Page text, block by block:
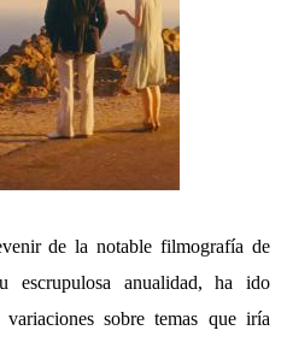
de la notable filmografía de
escrupulosa anualidad, ha ido
sobre temas que iría